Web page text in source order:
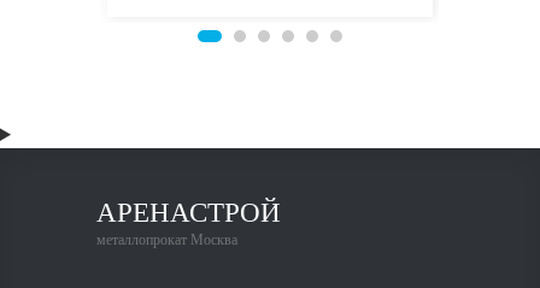
АРЕНАСТРОЙ
металлопрокат Москва